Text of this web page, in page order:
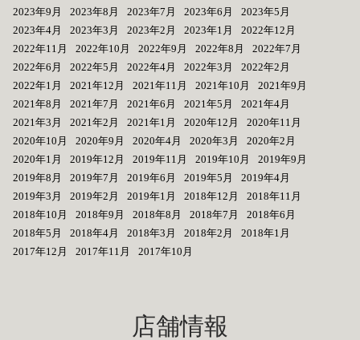
2023年9月
2023年8月 2023年7月 2023年6月
2023年5月
2023年4月
2023年3月 2023年2月 2023年1月
2022年12月
2022年11月
2022年10月 2022年9月 2022年8月
2022年7月
2022年6月
2022年5月 2022年4月 2022年3月
2022年2月
2022年1月
2021年12月 2021年11月 2021年10月
2021年9月
2021年8月
2021年7月 2021年6月 2021年5月
2021年4月
2021年3月
2021年2月 2021年1月 2020年12月
2020年11月
2020年10月
2020年9月 2020年4月 2020年3月
2020年2月
2020年1月
2019年12月 2019年11月 2019年10月
2019年9月
2019年8月
2019年7月 2019年6月 2019年5月
2019年4月
2019年3月
2019年2月 2019年1月 2018年12月
2018年11月
2018年10月
2018年9月 2018年8月 2018年7月
2018年6月
2018年5月
2018年4月 2018年3月 2018年2月
2018年1月
2017年12月
2017年11月 2017年10月
店舗情報